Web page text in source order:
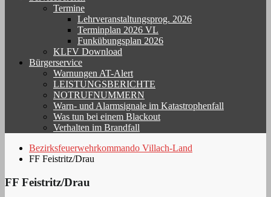
Termine
Lehrveranstaltungsprog. 2026
Terminplan 2026 VL
Funkübungsplan 2026
KLFV Download
Bürgerservice
Warnungen AT-Alert
LEISTUNGSBERICHTE
NOTRUFNUMMERN
Warn- und Alarmsignale im Katastrophenfall
Was tun bei einem Blackout
Verhalten im Brandfall
Bezirksfeuerwehrkommando Villach-Land
FF Feistritz/Drau
FF Feistritz/Drau